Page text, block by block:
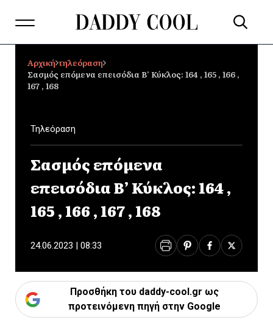
Αρχική τηλεόραση
Σασμός επόμενα επεισόδια Β’ Κύκλος: 164 , 165 , 166 ,
167 , 168
Τηλεόραση
Σασμός επόμενα
επεισόδια Β’ Κύκλος: 164 ,
165 , 166 , 167 , 168
24.06.2023 | 08:33
Προσθήκη του daddy-cool.gr ως
προτεινόμενη πηγή στην Google